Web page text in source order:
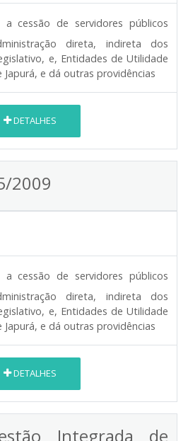
a cessão de servidores públicos
direta, indireta dos
e, Entidades de Utilidade
e dá outras providências
DETALHES
2009
a cessão de servidores públicos
direta, indireta dos
e, Entidades de Utilidade
e dá outras providências
DETALHES
Integrada de